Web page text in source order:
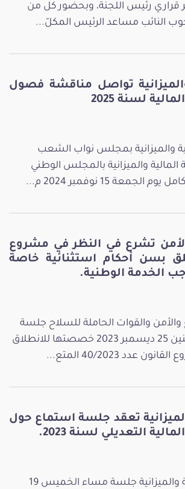
قراري رئيس اللجنة، وبحضور كل من
النائب مساعد الرئيس المكلّ...
تواصل مناقشة فصول
لسنة 2025
والميزانية بمجلس نواب الشعب
والميزانية بالمجلس الوطني
15 نوفمبر 2024 م...
تشرع في النظر في مشروع
بسن أحكام استثنائية خاصة
الخدمة الوطنية.
والقوات الحاملة للسلاح جلسة
بعد ظهر اليوم الاثنين 25 ديسمبر 2023 خصصتها للانطلاق
عدد 40/2023 المتع...
تعقد جلسة استماع حول
التعديلي لسنة 2023.
عقدت لجنة المالية والميزانية جلسة مساء الخميس 19